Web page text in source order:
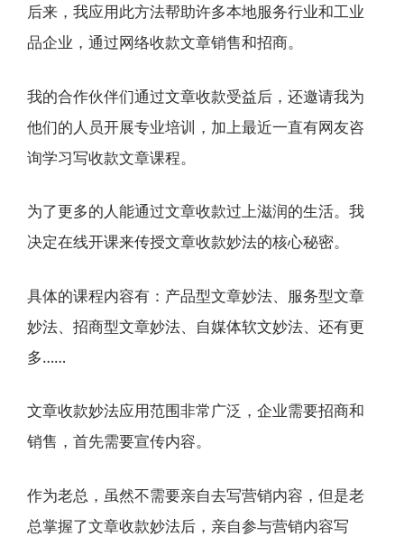
后来，我应用此方法帮助许多本地服务行业和工业
品企业，通过网络收款文章销售和招商。
我的合作伙伴们通过文章收款受益后，还邀请我为
他们的人员开展专业培训，加上最近一直有网友咨
询学习写收款文章课程。
为了更多的人能通过文章收款过上滋润的生活。我
决定在线开课来传授文章收款妙法的核心秘密。
具体的课程内容有：产品型文章妙法、服务型文章
妙法、招商型文章妙法、自媒体软文妙法、还有更
多……
文章收款妙法应用范围非常广泛，企业需要招商和
销售，首先需要宣传内容。
作为老总，虽然不需要亲自去写营销内容，但是老
总掌握了文章收款妙法后，亲自参与营销内容写